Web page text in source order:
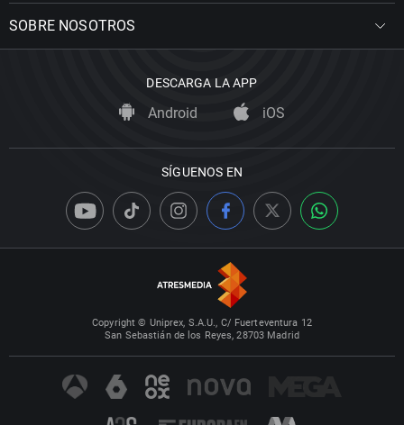
SOBRE NOSOTROS
DESCARGA LA APP
Android iOS
SÍGUENOS EN
Copyright © Uniprex, S.A.U., C/ Fuerteventura 12
San Sebastián de los Reyes, 28703 Madrid